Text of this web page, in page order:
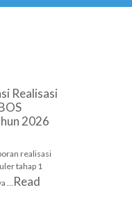
Realisasi
2026
realisasi
tahap 1
…Read